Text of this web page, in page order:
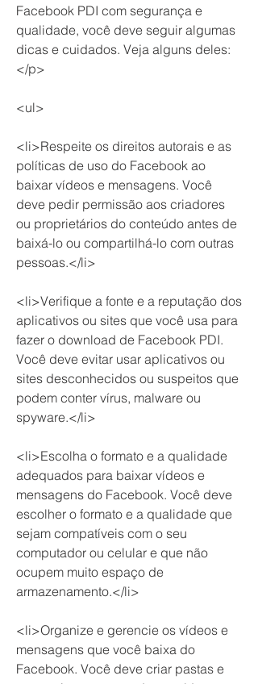
Facebook PDI com segurança e
qualidade, você deve seguir algumas
dicas e cuidados. Veja alguns deles:
</p>
<ul>
<li>Respeite os direitos autorais e as
políticas de uso do Facebook ao
baixar vídeos e mensagens. Você
deve pedir permissão aos criadores
ou proprietários do conteúdo antes de
baixá-lo ou compartilhá-lo com outras
pessoas.</li>
<li>Verifique a fonte e a reputação dos
aplicativos ou sites que você usa para
fazer o download de Facebook PDI.
Você deve evitar usar aplicativos ou
sites desconhecidos ou suspeitos que
podem conter vírus, malware ou
spyware.</li>
<li>Escolha o formato e a qualidade
adequados para baixar vídeos e
mensagens do Facebook. Você deve
escolher o formato e a qualidade que
sejam compatíveis com o seu
computador ou celular e que não
ocupem muito espaço de
armazenamento.</li>
<li>Organize e gerencie os vídeos e
mensagens que você baixa do
Facebook. Você deve criar pastas e